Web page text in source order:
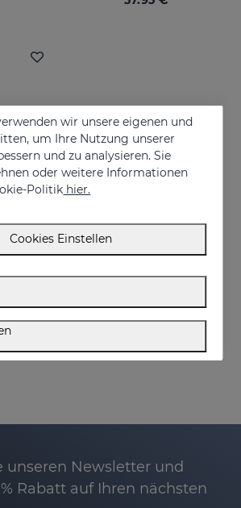
Regulate and accelerate skin pigmentation
unseren Newsletter und
Rabatt auf Ihren nächsten
wir unsere eigenen und
um Ihre Nutzung unserer
und zu analysieren. Sie
oder weitere Informationen
Politik hier.
Cookies Einstellen